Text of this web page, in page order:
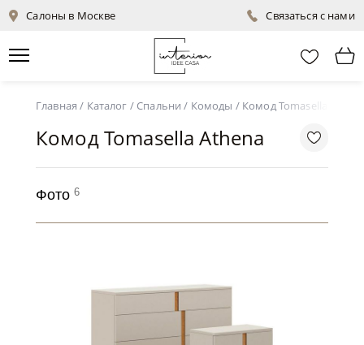
Салоны в Москве Связаться с нами
Главная / Каталог / Спальни / Комоды / Комод Tomasella
Комод Tomasella Athena
Фото 6